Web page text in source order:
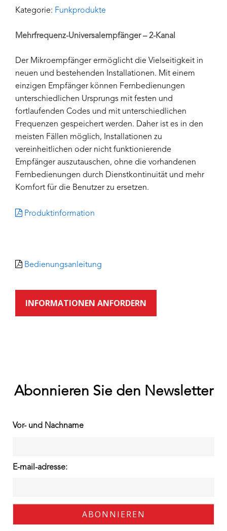
Kategorie: Funkprodukte
Mehrfrequenz-Universalempfänger – 2-Kanal
Der Mikroempfänger ermöglicht die Vielseitigkeit in
neuen und bestehenden Installationen. Mit einem
einzigen Empfänger können Fernbedienungen
unterschiedlichen Ursprungs mit festen und
fortlaufenden Codes und mit unterschiedlichen
Frequenzen gespeichert werden. Daher ist es in den
meisten Fällen möglich, Installationen zu
vereinheitlichen oder nicht funktionierende
Empfänger auszutauschen, ohne die vorhandenen
Fernbedienungen durch Dienstkontinuität und mehr
Komfort für die Benutzer zu ersetzen.
Produktinformation
Bedienungsanleitung
INFORMATIONEN ANFORDERN
Abonnieren Sie den Newsletter
Vor- und Nachname
E-mail-adresse: